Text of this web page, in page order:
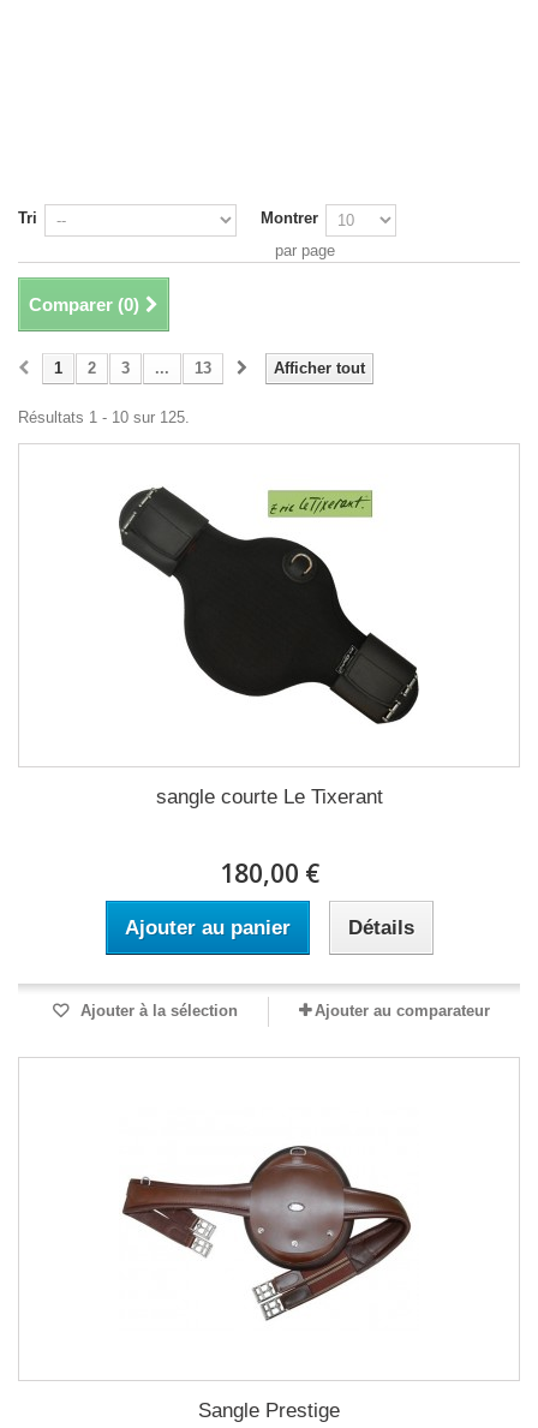
Tri
Montrer
par page
Comparer (0)
Afficher tout
1 2 3 ... 13
Résultats 1 - 10 sur 125.
sangle courte Le Tixerant
180,00 €
Ajouter au panier Détails
Ajouter à la sélection Ajouter au comparateur
Sangle Prestige